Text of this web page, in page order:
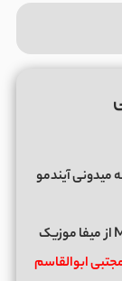
میدونی آیندمو
میفا موزیک
ابوالقاسم